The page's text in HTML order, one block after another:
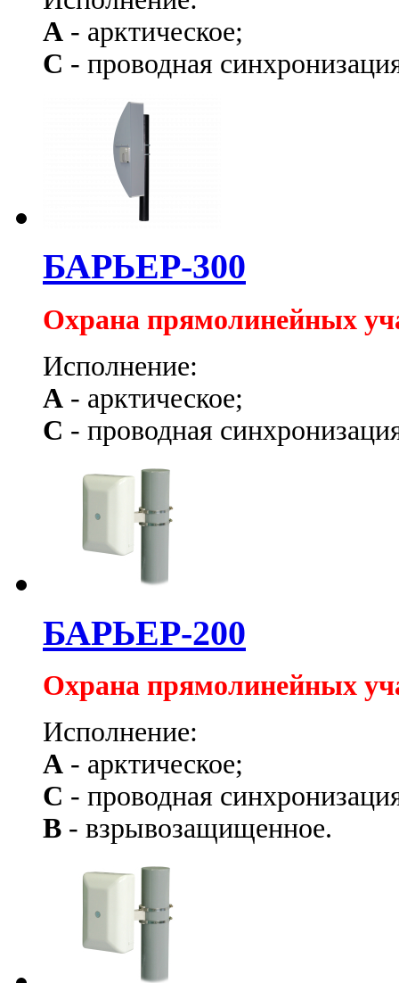
А - арктическое;
С - проводная
БАРЬЕР-300
Охрана прямолинейных
Исполнение:
А - арктическое;
С - проводная
БАРЬЕР-200
Охрана прямолинейных
Исполнение:
А - арктическое;
С - проводная
В - взрывозащищенное.